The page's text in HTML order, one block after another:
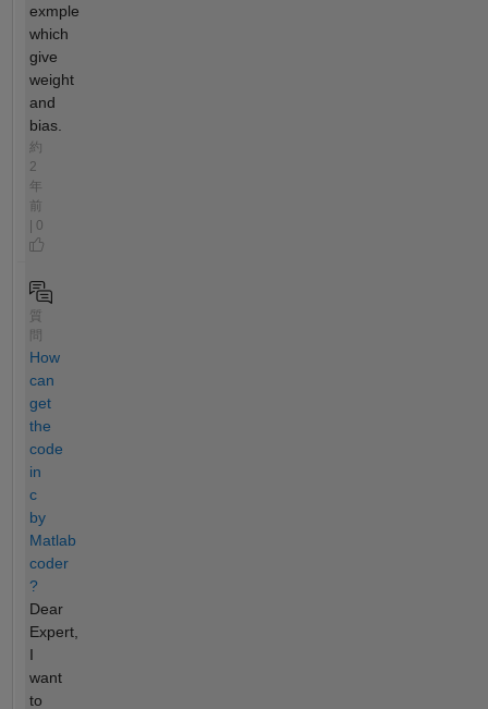
exmple
which
give
weight
and
bias.
約
2
年
前
| 0
質
How
can
get
the
code
in
c
by
Matlab
coder
?
Dear
Expert,
I
want
to